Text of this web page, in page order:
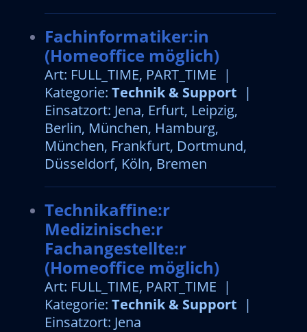
Fachinformatiker:in
(Homeoffice möglich)
Art: FULL_TIME, PART_TIME |
Kategorie: Technik & Support |
Einsatzort: Jena, Erfurt, Leipzig,
Berlin, München, Hamburg,
München, Frankfurt, Dortmund,
Düsseldorf, Köln, Bremen
Technikaffine:r
Medizinische:r
Fachangestellte:r
(Homeoffice möglich)
Art: FULL_TIME, PART_TIME |
Kategorie: Technik & Support |
Einsatzort: Jena